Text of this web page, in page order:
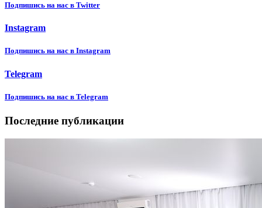
Подпишиcь на нас в Twitter
Instagram
Подпишиcь на нас в Instagram
Telegram
Подпишиcь на нас в Telegram
Последние публикации